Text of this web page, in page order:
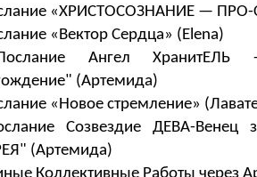
«ХРИСТОСОЗНАНИЕ — ПРО-
«Вектор Сердца» (Elena)
Ангел ХранитЕЛЬ
(Артемида)
«Новое стремление»
Созвездие ДЕВА-Венец
(Артемида)